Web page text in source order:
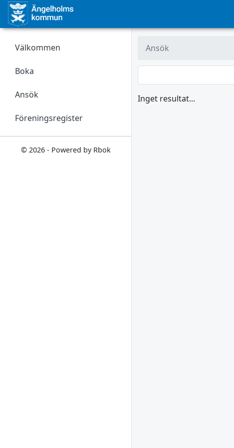
Välkommen
Boka
Ansök
Föreningsregister
© 2026 - Powered by Rbok
Ansök
Inget resultat...